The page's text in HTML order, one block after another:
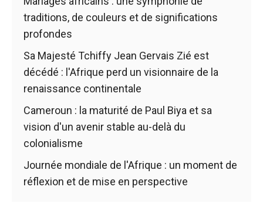
traditions, de couleurs et de significations
profondes
Sa Majesté Tchiffy Jean Gervais Zié est
décédé : l'Afrique perd un visionnaire de la
renaissance continentale
Cameroun : la maturité de Paul Biya et sa
vision d'un avenir stable au-delà du
colonialisme
Journée mondiale de l'Afrique : un moment de
réflexion et de mise en perspective